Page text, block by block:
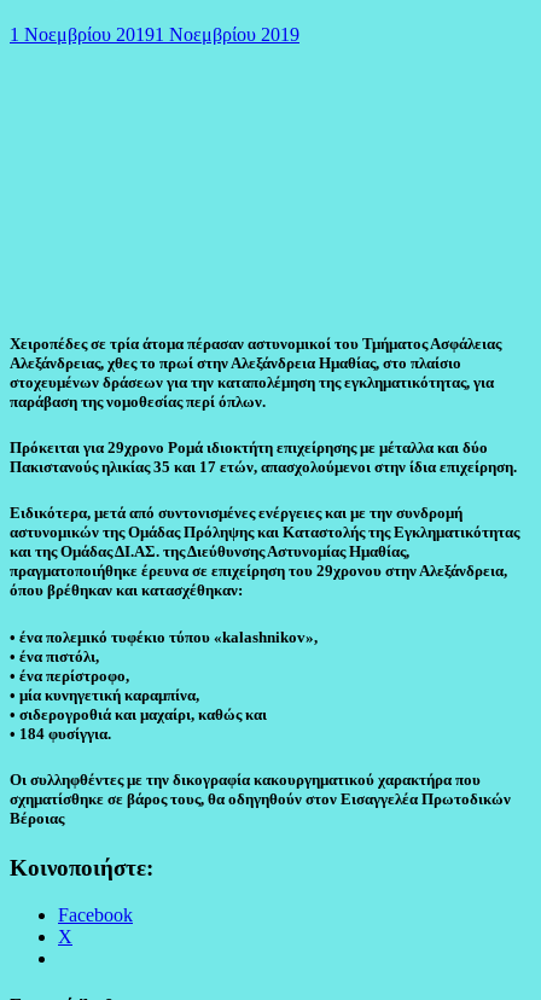
1 Νοεμβρίου 20191 Νοεμβρίου 2019
Χειροπέδες σε τρία άτομα πέρασαν αστυνομικοί του Τμήματος Ασφάλειας
Αλεξάνδρειας, χθες το πρωί στην Αλεξάνδρεια Ημαθίας, στο πλαίσιο
στοχευμένων δράσεων για την καταπολέμηση της εγκληματικότητας, για
παράβαση της νομοθεσίας περί όπλων.
Πρόκειται για 29χρονο Ρομά ιδιοκτήτη επιχείρησης με μέταλλα και δύο
Πακιστανούς ηλικίας 35 και 17 ετών, απασχολούμενοι στην ίδια επιχείρηση.
Ειδικότερα, μετά από συντονισμένες ενέργειες και με την συνδρομή
αστυνομικών της Ομάδας Πρόληψης και Καταστολής της Εγκληματικότητας
και της Ομάδας ΔΙ.ΑΣ. της Διεύθυνσης Αστυνομίας Ημαθίας,
πραγματοποιήθηκε έρευνα σε επιχείρηση του 29χρονου στην Αλεξάνδρεια,
όπου βρέθηκαν και κατασχέθηκαν:
• ένα πολεμικό τυφέκιο τύπου «kalashnikov»,
• ένα πιστόλι,
• ένα περίστροφο,
• μία κυνηγετική καραμπίνα,
• σιδερογροθιά και μαχαίρι, καθώς και
• 184 φυσίγγια.
Οι συλληφθέντες με την δικογραφία κακουργηματικού χαρακτήρα που
σχηματίσθηκε σε βάρος τους, θα οδηγηθούν στον Εισαγγελέα Πρωτοδικών
Βέροιας
Κοινοποιήστε:
Facebook
X